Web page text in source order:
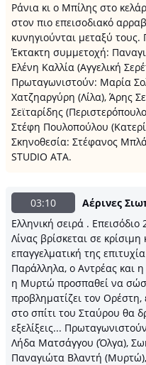
Ράνια κι ο Μπίλης στο
στον πιο επεισοδιακό
κυνηγιούνται μεταξύ τους.
Έκτακτη συμμετοχή:
Ελένη Καλλία (Αγγελική
Πρωταγωνιστούν: Μαρία
Χατζηαργύρη (Λίλα), Άρης
Σεϊταρίδης
Στέφη Πουλοπούλου
Σκηνοθεσία: Στέφανος
STUDIO ATA.
03:10
Αέρινες
Ελληνική σειρά .
Λίνας βρίσκεται σε
επαγγελματική της
Παράλληλα, ο Αντρέας και
η Μυρτώ προσπαθεί να
προβληματίζει τον
στο σπίτι του Σταύρου θα
εξελίξεις...
Λήδα Ματσάγγου (Όλγα),
Παναγιώτα Βλαντή